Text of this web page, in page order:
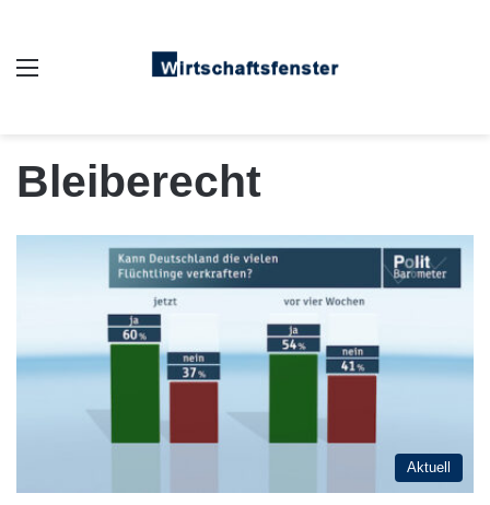
Bleiberecht
Aktuell